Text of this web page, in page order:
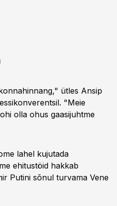
ütles Ansip
"Meie
olla ohus gaasijuhtme
lahel kujutada
ehitustöid hakkab
Putini sõnul turvama Vene